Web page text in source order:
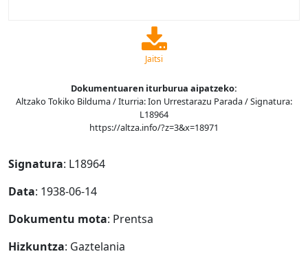
Jaitsi
Dokumentuaren iturburua aipatzeko:
Altzako Tokiko Bilduma / Iturria: Ion Urrestarazu Parada / Signatura:
L18964
https://altza.info/?z=3&x=18971
Signatura: L18964
Data: 1938-06-14
Dokumentu mota: Prentsa
Hizkuntza: Gaztelania